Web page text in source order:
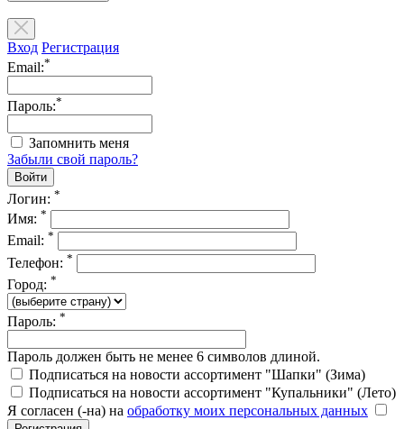
Вход Регистрация
Email:*
Пароль:*
Запомнить меня
Забыли свой пароль?
Логин: *
Имя: *
Email: *
Телефон: *
Город: *
Пароль: *
Пароль должен быть не менее 6 символов длиной.
Подписаться на новости ассортимент "Шапки" (Зима)
Подписаться на новости ассортимент "Купальники" (Лето)
Я согласен (-на) на обработку моих персональных данных